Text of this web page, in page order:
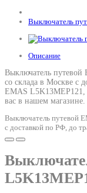
Выключатель
Описание
Выключатель
со склада в Москве с
EMAS L5K13MEP121,
вас в нашем магазине.
Выключатель путевой
с доставкой по РФ, до